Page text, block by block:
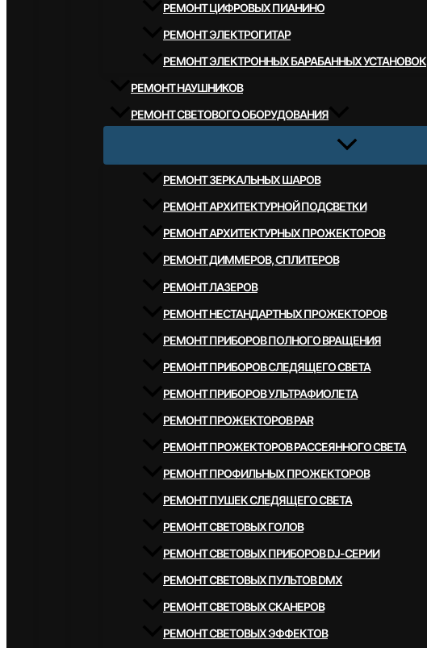
РЕМОНТ ЦИФРОВЫХ ПИАНИНО
РЕМОНТ ЭЛЕКТРОГИТАР
РЕМОНТ ЭЛЕКТРОННЫХ БАРАБАННЫХ УСТАНОВОК
РЕМОНТ НАУШНИКОВ
РЕМОНТ СВЕТОВОГО ОБОРУДОВАНИЯ
РЕМОНТ ЗЕРКАЛЬНЫХ ШАРОВ
РЕМОНТ АРХИТЕКТУРНОЙ ПОДСВЕТКИ
РЕМОНТ АРХИТЕКТУРНЫХ ПРОЖЕКТОРОВ
РЕМОНТ ДИММЕРОВ, СПЛИТЕРОВ
РЕМОНТ ЛАЗЕРОВ
РЕМОНТ НЕСТАНДАРТНЫХ ПРОЖЕКТОРОВ
РЕМОНТ ПРИБОРОВ ПОЛНОГО ВРАЩЕНИЯ
РЕМОНТ ПРИБОРОВ СЛЕДЯЩЕГО СВЕТА
РЕМОНТ ПРИБОРОВ УЛЬТРАФИОЛЕТА
РЕМОНТ ПРОЖЕКТОРОВ PAR
РЕМОНТ ПРОЖЕКТОРОВ РАССЕЯННОГО СВЕТА
РЕМОНТ ПРОФИЛЬНЫХ ПРОЖЕКТОРОВ
РЕМОНТ ПУШЕК СЛЕДЯЩЕГО СВЕТА
РЕМОНТ СВЕТОВЫХ ГОЛОВ
РЕМОНТ СВЕТОВЫХ ПРИБОРОВ DJ-СЕРИИ
РЕМОНТ СВЕТОВЫХ ПУЛЬТОВ DMX
РЕМОНТ СВЕТОВЫХ СКАНЕРОВ
РЕМОНТ СВЕТОВЫХ ЭФФЕКТОВ